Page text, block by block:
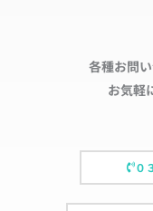
各種お問
お気軽
０